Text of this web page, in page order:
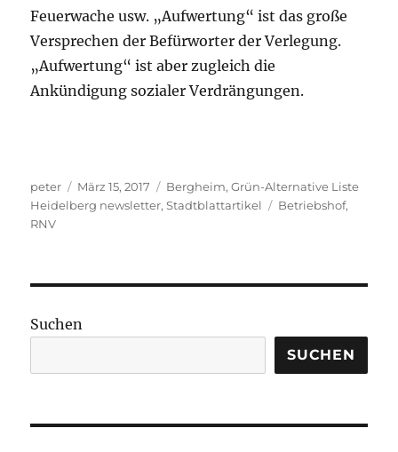
Feuerwache usw. „Aufwertung“ ist das große
Versprechen der Befürworter der Verlegung.
„Aufwertung“ ist aber zugleich die
Ankündigung sozialer Verdrängungen.
Autor
peter
Veröffentlicht
am
März 15, 2017 Kategorien
Bergheim,Grün-Alternative Liste
Heidelberg newsletter,Stadtblattartikel Schlagwörter
Betriebshof,
RNV
Suchen
SUCHEN